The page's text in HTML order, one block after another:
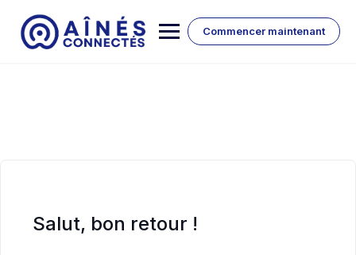
content
Commencer maintenant
Salut, bon retour !